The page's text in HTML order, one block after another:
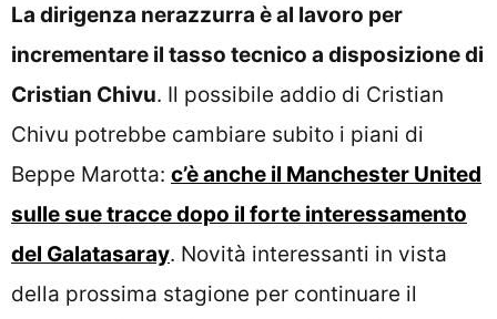
La dirigenza nerazzurra è al lavoro per
incrementare il tasso tecnico a disposizione di
Cristian Chivu. Il possibile addio di Cristian
Chivu potrebbe cambiare subito i piani di
Beppe Marotta: c’è anche il Manchester United
sulle sue tracce dopo il forte interessamento
del Galatasaray. Novità interessanti in vista
della prossima stagione per continuare il